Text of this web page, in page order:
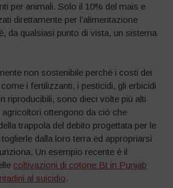
per animali. Solo il 10% del mais e
direttamente per l’alimentazione
da qualsiasi punto di vista, un sistema
non sostenibile perché i costi dei
i fertilizzanti, i pesticidi, gli erbicidi
riproducibili, sono dieci volte più alti
agricoltori ottengono da ciò che
trappola del debito progettata per le
dalla loro terra ed appropriarsi
Un esempio recente è il
coltivazioni di cotone Bt in Punjab
al suicidio.